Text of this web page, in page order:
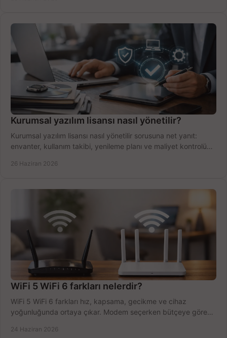
Kurumsal yazılım lisansı nasıl yönetilir?
Kurumsal yazılım lisansı nasıl yönetilir sorusuna net yanıt:
envanter, kullanım takibi, yenileme planı ve maliyet kontrolü
26 Haziran 2026
WiFi 5 WiFi 6 farkları nelerdir?
WiFi 5 WiFi 6 farkları hız, kapsama, gecikme ve cihaz
yoğunluğunda ortaya çıkar. Modem seçerken bütçeye göre
24 Haziran 2026